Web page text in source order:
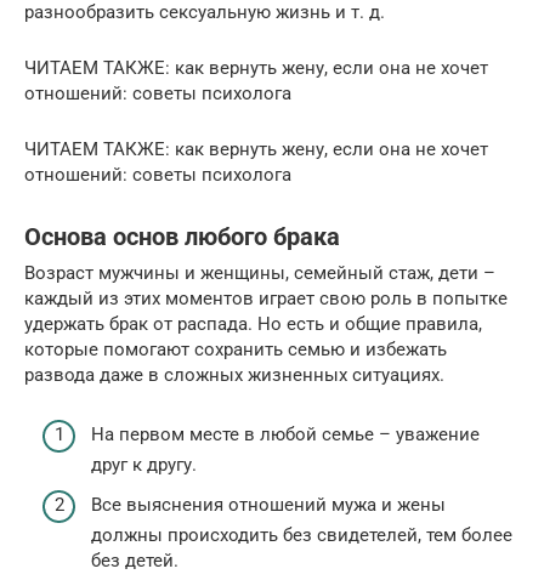
разнообразить сексуальную жизнь и т. д.
ЧИТАЕМ ТАКЖЕ: как вернуть жену, если она не хочет
отношений: советы психолога
ЧИТАЕМ ТАКЖЕ: как вернуть жену, если она не хочет
отношений: советы психолога
Основа основ любого брака
Возраст мужчины и женщины, семейный стаж, дети –
каждый из этих моментов играет свою роль в попытке
удержать брак от распада. Но есть и общие правила,
которые помогают сохранить семью и избежать
развода даже в сложных жизненных ситуациях.
На первом месте в любой семье – уважение
друг к другу.
Все выяснения отношений мужа и жены
должны происходить без свидетелей, тем более
без детей.